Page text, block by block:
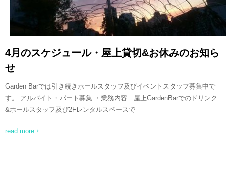
4月のスケジュール・屋上貸切&お休みのお知ら
せ
Garden Barでは引き続きホールスタッフ及びイベントスタッフ募集中で
す。 アルバイト・パート募集 ・業務内容…屋上GardenBarでのドリンク
&ホールスタッフ及び2Fレンタルスペースで
read more